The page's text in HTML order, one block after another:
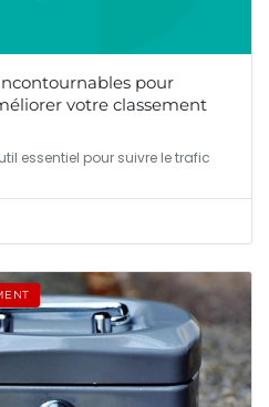
pour
votre classement
essentiel pour suivre le trafic